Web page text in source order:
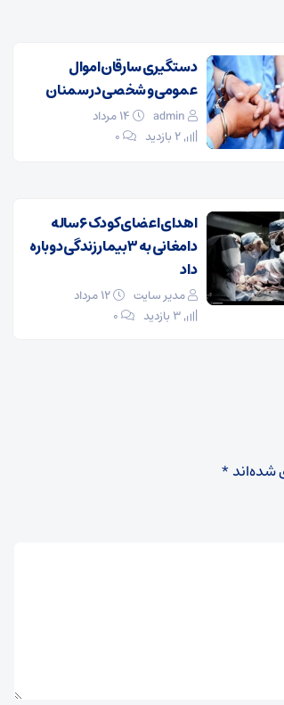
دستگیری سارقان اموال
عمومی و شخصی در سمنان
admin
2 بازدید
۰
اهدای اعضای کودک ۶ ساله
دامغانی به ۳ بیمار زندگی دوباره
داد
مدیر سایت
۱۲ مرداد
3 بازدید
۰
شده‌اند*